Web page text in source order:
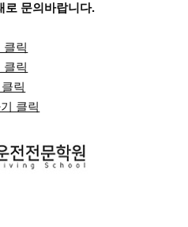
로 문의바랍니다.
클릭
클릭
릭
클릭